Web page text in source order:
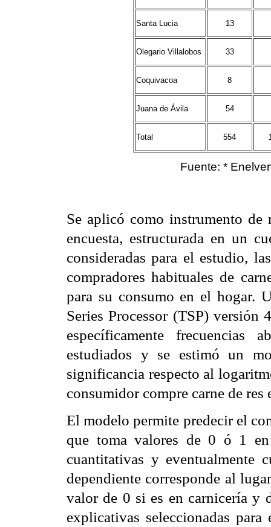
Santa Lucia 13
Olegario Villalobos 33
Coquivacoa 8
Juana de Ávila 54
Total 554
Fuente: *
Se aplicó como instrumento
encuesta, estructurada en un
consideradas para el estudio,
compradores habituales de
para su consumo en el hogar.
Series Processor (TSP)
específicamente frecuencias
estudiados y se estimó un
significancia respecto al
consumidor compre carne de res
El modelo permite predecir el
que toma valores de 0 ó 1
cuantitativas y eventualmente
dependiente corresponde al
valor de 0 si es en carnicería y
explicativas seleccionadas